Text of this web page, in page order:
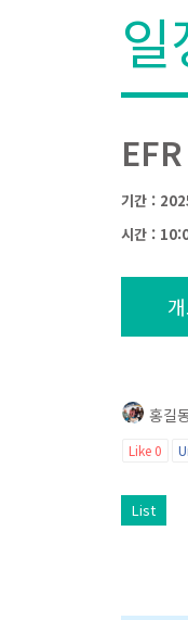
일
기간 :
시간 :
홍길
Like 0
List